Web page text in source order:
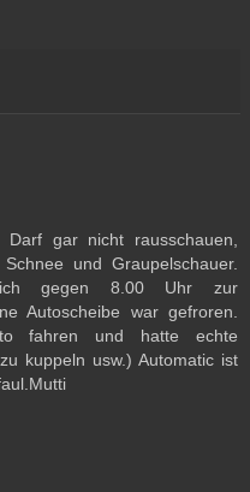
gar nicht rausschauen,
und Graupelschauer.
gegen 8.00 Uhr zur
Autoscheibe war gefroren.
fahren und hatte echte
kuppeln usw.) Automatic ist